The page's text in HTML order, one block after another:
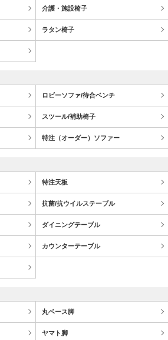
介護・施設椅子
ラタン椅子
ロビーソファ/待合ベンチ
スツール/補助椅子
特注（オーダー）ソファー
特注天板
抗菌/抗ウイルステーブル
ダイニングテーブル
カウンターテーブル
丸ベース脚
ヤマト脚